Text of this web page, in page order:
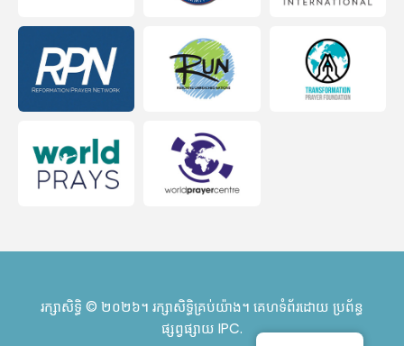
រក្សាសិទ្ធិ © ២០២៦។ រក្សាសិទ្ធិគ្រប់យ៉ាង។ គេហទំព័រដោយ ប្រព័ន្ធ
ផ្សព្វផ្សាយ IPC.